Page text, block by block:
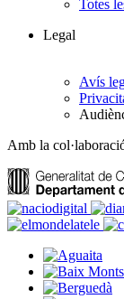
Totes
Legal
Avís
Amb la